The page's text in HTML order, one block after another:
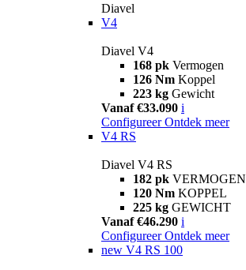
Diavel
V4
Diavel V4
168 pk Vermogen
126 Nm Koppel
223 kg Gewicht
Vanaf €33.090 i
Configureer Ontdek meer
V4 RS
Diavel V4 RS
182 pk VERMOGEN
120 Nm KOPPEL
225 kg GEWICHT
Vanaf €46.290 i
Configureer Ontdek meer
new V4 RS 100